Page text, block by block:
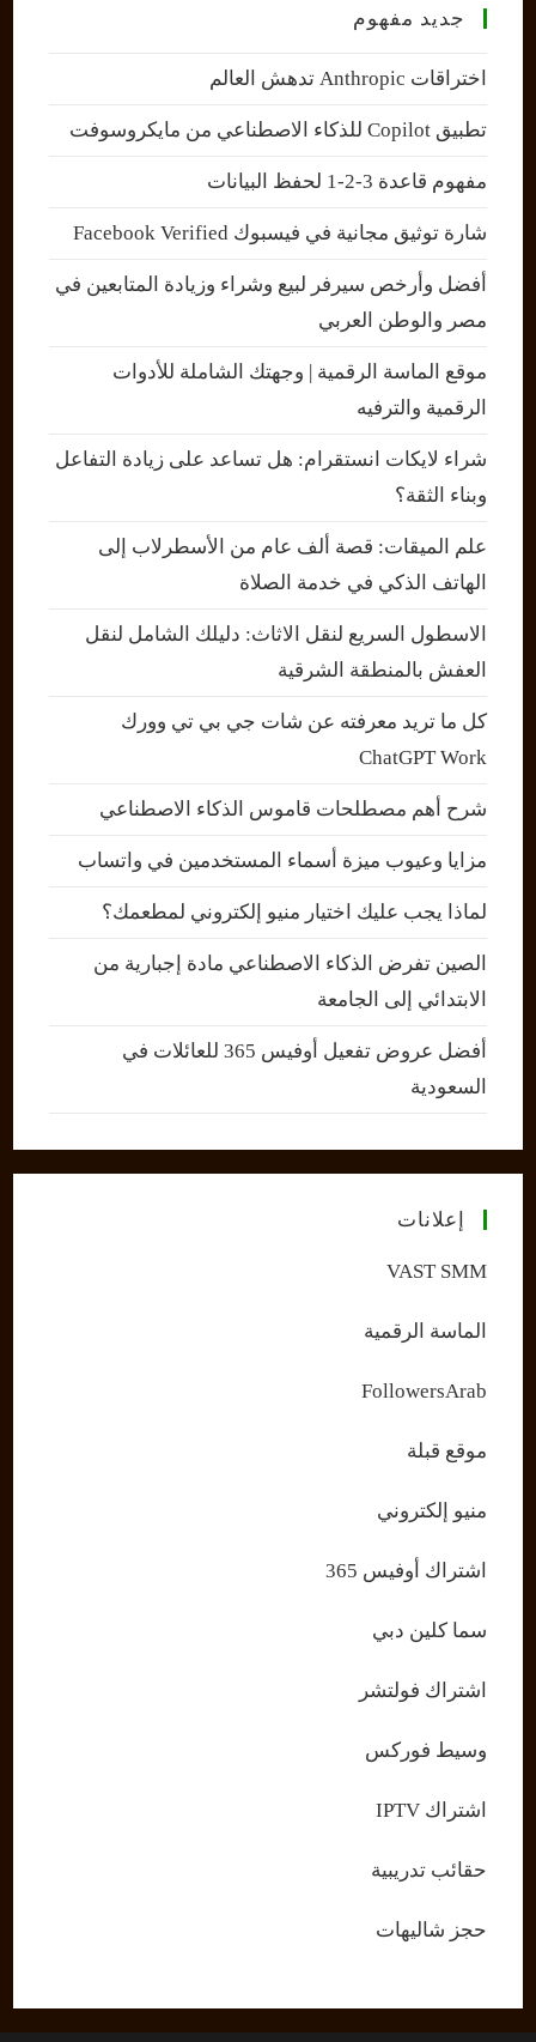
جديد مفهوم
اختراقات Anthropic تدهش العالم
تطبيق Copilot للذكاء الاصطناعي من مايكروسوفت
مفهوم قاعدة 3-2-1 لحفظ البيانات
شارة توثيق مجانية في فيسبوك Facebook Verified
أفضل وأرخص سيرفر لبيع وشراء وزيادة المتابعين في
مصر والوطن العربي
موقع الماسة الرقمية | وجهتك الشاملة للأدوات
الرقمية والترفيه
شراء لايكات انستقرام: هل تساعد على زيادة التفاعل
وبناء الثقة؟
علم الميقات: قصة ألف عام من الأسطرلاب إلى
الهاتف الذكي في خدمة الصلاة
الاسطول السريع لنقل الاثاث: دليلك الشامل لنقل
العفش بالمنطقة الشرقية
كل ما تريد معرفته عن شات جي بي تي وورك
ChatGPT Work
شرح أهم مصطلحات قاموس الذكاء الاصطناعي
مزايا وعيوب ميزة أسماء المستخدمين في واتساب
لماذا يجب عليك اختيار منيو إلكتروني لمطعمك؟
الصين تفرض الذكاء الاصطناعي مادة إجبارية من
الابتدائي إلى الجامعة
أفضل عروض تفعيل أوفيس 365 للعائلات في
السعودية
إعلانات
VAST SMM
الماسة الرقمية
FollowersArab
موقع قبلة
منيو إلكتروني
اشتراك أوفيس 365
سما كلين دبي
اشتراك فولتشر
وسيط فوركس
اشتراك IPTV
حقائب تدريبية
حجز شاليهات